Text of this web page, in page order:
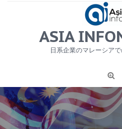
MENU
ニュース
労務サービス
プライバシーポリシー及び著作
ASIA
日系企業のマレーシア